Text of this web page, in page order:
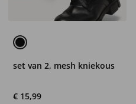
set van 2, mesh kniekous
€ 15,99